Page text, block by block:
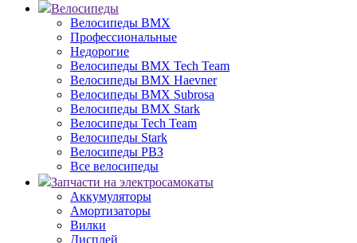
Велосипеды
Велосипеды BMX
Профессиональные
Недорогие
Велосипеды BMX Tech Team
Велосипеды BMX Haevner
Велосипеды BMX Subrosa
Велосипеды BMX Stark
Велосипеды Tech Team
Велосипеды Stark
Велосипеды РВЗ
Все велосипеды
Запчасти на электросамокаты
Аккумуляторы
Амортизаторы
Вилки
Дисплей